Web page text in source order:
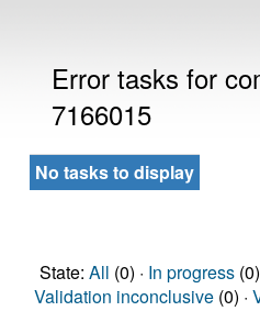
Error tasks for
7166015
No tasks to display
State: All (0) · In progress(0)
Validation inconclusive(0) ·